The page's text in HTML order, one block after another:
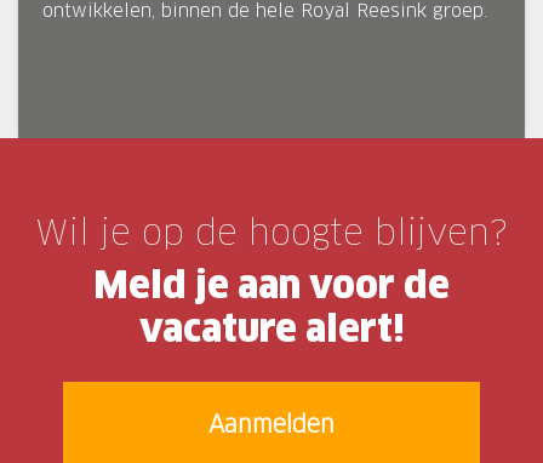
ontwikkelen, binnen de hele Royal Reesink groep.
Wil je op de hoogte blijven?
Meld je aan voor de
vacature alert!
Aanmelden